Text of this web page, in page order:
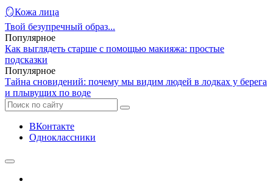
🪞Кожа лица
Твой безупречный образ...
Популярное
Как выглядеть старше с помощью макияжа: простые
подсказки
Популярное
Тайна сновидений: почему мы видим людей в лодках у берега
и плывущих по воде
ВКонтакте
Одноклассники